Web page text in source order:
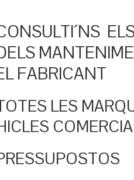
FABRICANT
LES